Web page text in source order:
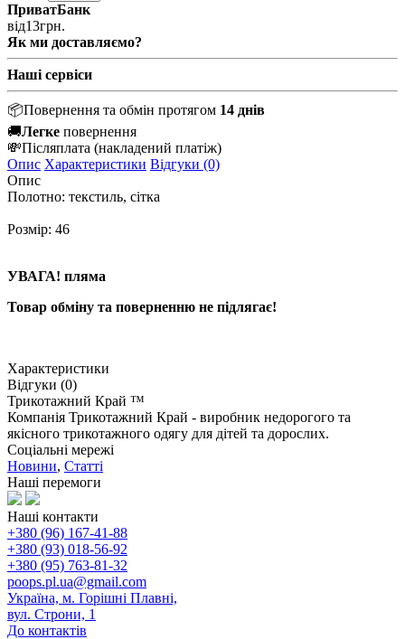
ПриватБанк
від13грн.
Як ми доставляємо?
Наші сервіси
📦Повернення та обмін протягом 14 днів
🚚Легке повернення
💸Післяплата (накладений платіж)
Опис Характеристики Відгуки (0)
Опис
Полотно: текстиль, сітка
Розмір: 46
УВАГА! пляма
Товар обміну та поверненню не підлягає!
Характеристики
Відгуки (0)
Трикотажний Край ™
Компанія Трикотажний Край - виробник недорогого та
якісного трикотажного одягу для дітей та дорослих.
Соціальні мережі
Новини, Статті
Наші перемоги
Наші контакти
+380 (96) 167-41-88
+380 (93) 018-56-92
+380 (95) 763-81-32
poops.pl.ua@gmail.com
Україна, м. Горішні Плавні,
вул. Строни, 1
До контактів